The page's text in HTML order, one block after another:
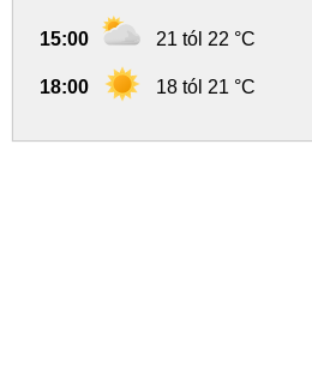
15:00 21 tól 22 °C
18:00 18 tól 21 °C